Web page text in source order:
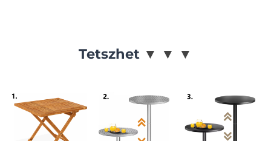
Tetszhet ▼ ▼ ▼